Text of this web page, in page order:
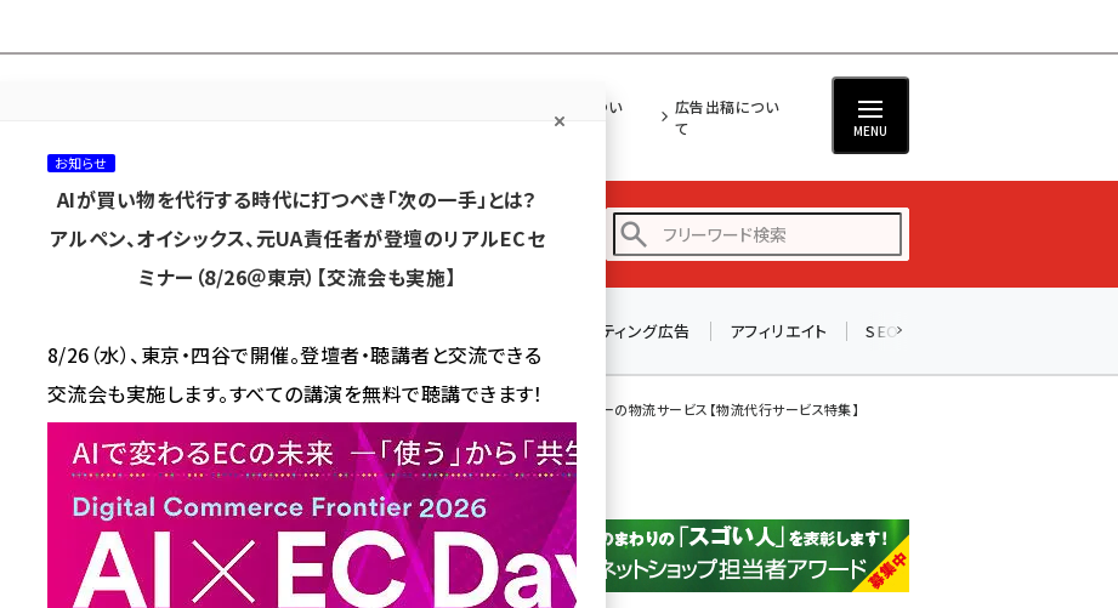
ネッ担につい
広告出稿につい
て
MENU
カテゴリ／種別 から探す セミナー／イベント から探す
yahoo (1906)
アスクル (1122)
base (1081)
リスティング広告 アフィリエイト SEO
特集・EC物流代行サービス 利用店舗拡大に向けてサービス強化を進めるアマゾン、楽天、ヤフーの物流サービス【物流代行サービス特集】
お知らせ
AIが買い物を代行する時代に打つべき「次の一手」とは？
アルペン、オイシックス、元UA責任者が登壇のリアルECセ
ミナー（8/26＠東京）【交流会も実施】
8/26（水）、東京・四谷で開催。登壇者・聴講者と交流できる
交流会も実施します。すべての講演を無料で聴講できます！